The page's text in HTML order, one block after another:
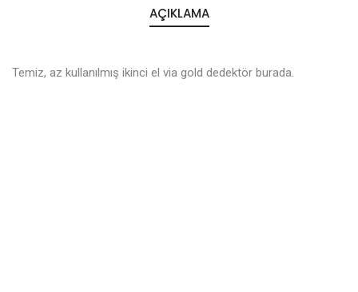
AÇIKLAMA
Temiz, az kullanılmış ikinci el via gold dedektör burada.